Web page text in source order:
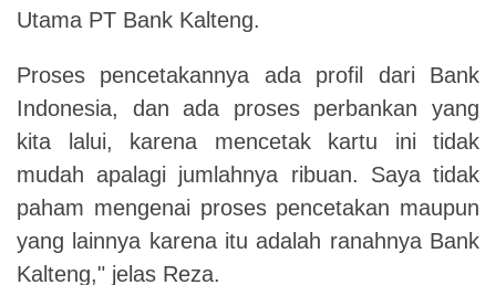
Utama PT Bank Kalteng.
Proses pencetakannya ada profil dari Bank
Indonesia, dan ada proses perbankan yang
kita lalui, karena mencetak kartu ini tidak
mudah apalagi jumlahnya ribuan. Saya tidak
paham mengenai proses pencetakan maupun
yang lainnya karena itu adalah ranahnya Bank
Kalteng," jelas Reza.